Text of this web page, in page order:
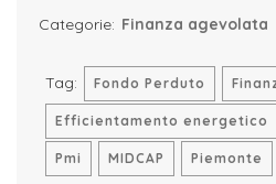
Categorie: Finanza agevolata
Tag: Fondo Perduto
Efficientamento energetico
Pmi MIDCAP Piemonte